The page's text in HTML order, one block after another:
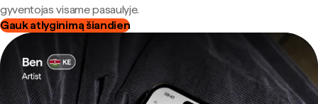
gyventojas visame pasaulyje.
Gauk atlyginimą šiandien